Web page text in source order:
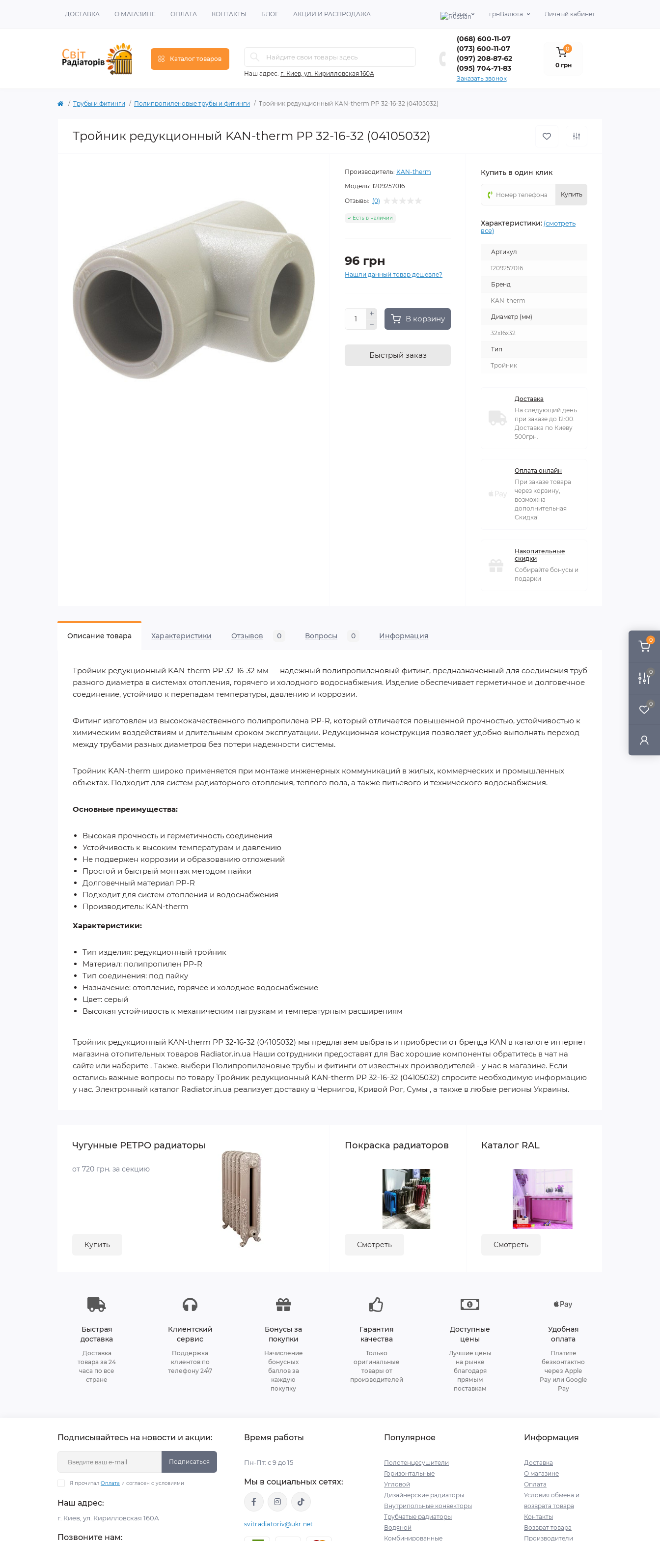
0
0
0
ДОСТАВКА О МАГАЗИНЕ ОПЛАТА КОНТАКТЫ БЛОГ АКЦИИ И РАСПРОДАЖА Язык грнВалюта Личный кабинет
Каталог товаров
Наш адрес: г. Киев, ул. Кирилловская 160А
(068) 600-11-07
(073) 600-11-07
(097) 208-87-62
(095) 704-71-83
Заказать звонок
0
0 грн
Трубы и фитинги Полипропиленовые трубы и фитинги Тройник редукционный KAN-therm РР 32-16-32 (04105032)
Тройник редукционный KAN-therm РР 32-16-32 (04105032)
Производитель: KAN-therm
Модель: 1209257016
Отзывы: (0)
Есть в наличии
96 грн
Нашли данный товар дешевле?
В корзину
Быстрый заказ
Купить в один клик
Купить
Характеристики: (смотреть
все)
Артикул
1209257016
Бренд
KAN-therm
Диаметр (мм)
32x16x32
Тип
Тройник
Доставка
На следующий день
при заказе до 12:00.
Доставка по Киеву
500грн.
Оплата онлайн
При заказе товара
через корзину,
возможна
дополнительная
Скидка!
Накопительные
скидки
Собирайте бонусы и
подарки
Описание товара Характеристики Отзывов 0 Вопросы 0 Информация
Тройник редукционный KAN-therm PP 32-16-32 мм — надежный полипропиленовый фитинг, предназначенный для соединения труб
разного диаметра в системах отопления, горячего и холодного водоснабжения. Изделие обеспечивает герметичное и долговечное
соединение, устойчиво к перепадам температуры, давлению и коррозии.
Фитинг изготовлен из высококачественного полипропилена PP-R, который отличается повышенной прочностью, устойчивостью к
химическим воздействиям и длительным сроком эксплуатации. Редукционная конструкция позволяет удобно выполнять переход
между трубами разных диаметров без потери надежности системы.
Тройник KAN-therm широко применяется при монтаже инженерных коммуникаций в жилых, коммерческих и промышленных
объектах. Подходит для систем радиаторного отопления, теплого пола, а также питьевого и технического водоснабжения.
Основные преимущества:
Высокая прочность и герметичность соединения
Устойчивость к высоким температурам и давлению
Не подвержен коррозии и образованию отложений
Простой и быстрый монтаж методом пайки
Долговечный материал PP-R
Подходит для систем отопления и водоснабжения
Производитель: KAN-therm
Характеристики:
Тип изделия: редукционный тройник
Материал: полипропилен PP-R
Тип соединения: под пайку
Назначение: отопление, горячее и холодное водоснабжение
Цвет: серый
Высокая устойчивость к механическим нагрузкам и температурным расширениям
Тройник редукционный KAN-therm РР 32-16-32 (04105032) мы предлагаем выбрать и приобрести от бренда KAN в каталоге интернет
магазина отопительных товаров Radiator.in.ua Наши сотрудники предоставят для Вас хорошие компоненты обратитесь в чат на
сайте или наберите . Также, выбери Полипропиленовые трубы и фитинги от известных производителей - у нас в магазине. Если
остались важные вопросы по товару Тройник редукционный KAN-therm РР 32-16-32 (04105032) спросите необходимую информацию
у нас. Электронный каталог Radiator.in.ua реализует доставку в Чернигов, Кривой Рог, Сумы , а также в любые регионы Украины.
Чугунные РЕТРО радиаторы
от 720 грн. за секцию
Купить
Покраска радиаторов
Смотреть
Каталог RAL
Смотреть
Быстрая
доставка
Доставка
товара за 24
часа по все
стране
Клиентский
сервис
Поддержка
клиентов по
телефону 24\7
Бонусы за
покупки
Начисление
бонусных
баллов за
каждую
покупку
Гарантия
качества
Только
оригинальные
товары от
производителей
Доступные
цены
Лучшие цены
на рынке
благодаря
прямым
поставкам
Удобная
оплата
Платите
безконтактно
через Apple
Pay или Google
Pay
Подписывайтесь на новости и акции:
Подписаться
Я прочитал Оплата и согласен с условиями
Наш адрес:
г. Киев, ул. Кирилловская 160А
Позвоните нам:
Время работы
Пн-Пт: с 9 до 15
Мы в социальных сетях:
svitradiatoriv@ukr.net
Популярное
Полотенцесушители
Горизонтальные
Угловой
Дизайнерские радиаторы
Внутрипольные конвекторы
Трубчатые радиаторы
Водяной
Комбинированные
Информация
Доставка
О магазине
Оплата
Условия обмена и
возврата товара
Контакты
Возврат товара
Производители